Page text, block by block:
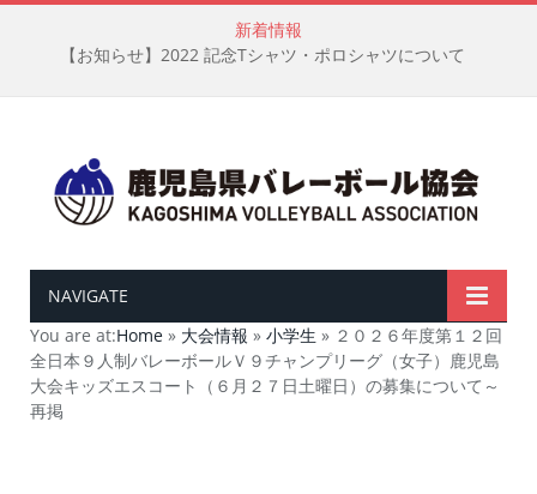
新着情報
【お知らせ】2022 記念Tシャツ・ポロシャツについて
NAVIGATE
You are at:Home » 大会情報 » 小学生 » ２０２６年度第１２回
全日本９人制バレーボールＶ９チャンプリーグ（女子）鹿児島
大会キッズエスコート（６月２７日土曜日）の募集について～
再掲